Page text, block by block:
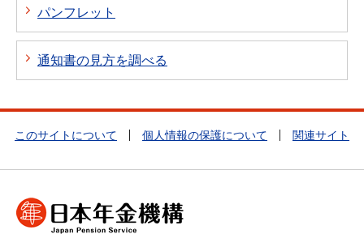
パンフレット
通知書の見方を調べる
このサイトについて 個人情報の保護について 関連サイト